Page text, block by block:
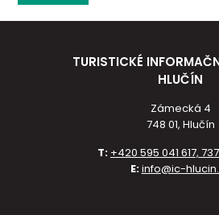
TURISTICKÉ
HLUČÍN
Zámecká 4
748 01, Hlučín
T: +420 595 041 617,
E:info@ic-